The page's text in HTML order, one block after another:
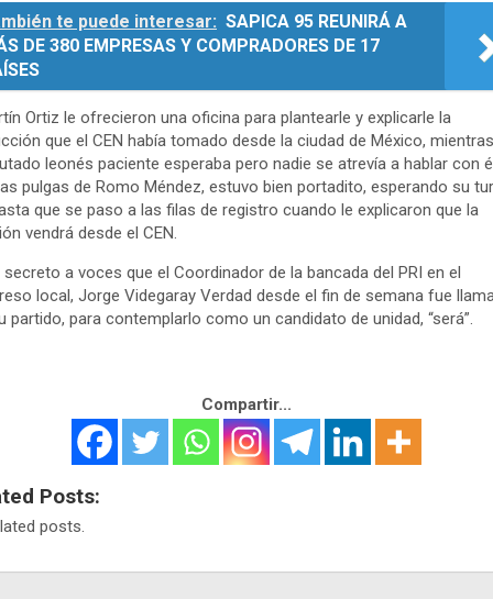
te puede interesar: SAPICA 95 REUNIRÁ A
DE 380 EMPRESAS Y COMPRADORES DE 17
Ortiz le ofrecieron una oficina para plantearle y explicarle la
que el CEN había tomado desde la ciudad de México,
leonés paciente esperaba pero nadie se atrevía a hablar con
pulgas de Romo Méndez, estuvo bien portadito, esperando su
que se paso a las filas de registro cuando le explicaron que la
vendrá desde el CEN.
secreto a voces que el Coordinador de la bancada del PRI en el
local, Jorge Videgaray Verdad desde el fin de semana fue
partido, para contemplarlo como un candidato de unidad, “será”.
Compartir...
Posts:
posts.